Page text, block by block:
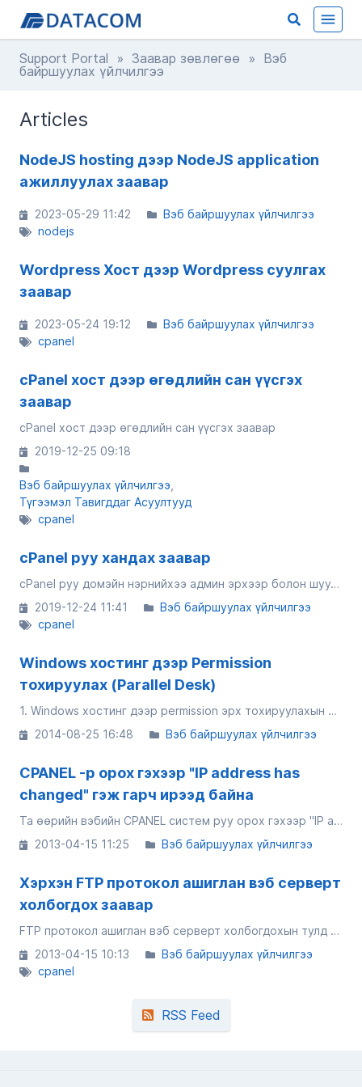
Support Portal » Заавар зөвлөгөө » Вэб
байршуулах үйлчилгээ
Articles
NodeJS hosting дээр NodeJS application
ажиллуулах заавар
2023-05-29 11:42
Вэб байршуулах үйлчилгээ
nodejs
Wordpress Хост дээр Wordpress суулгах
заавар
2023-05-24 19:12
Вэб байршуулах үйлчилгээ
cpanel
cPanel хост дээр өгөдлийн сан үүсгэх
заавар
cPanel хост дээр өгөдлийн сан үүсгэх заавар
2019-12-25 09:18
Вэб байршуулах үйлчилгээ
Түгээмэл Тавигддаг Асуултууд
cpanel
cPanel руу хандах заавар
cPanel руу домэйн нэрнийхээ админ эрхээр болон шууд хэрхэн хандах заавар
2019-12-24 11:41
Вэб байршуулах үйлчилгээ
cpanel
Windows хостинг дээр Permission
тохируулах (Parallel Desk)
1. Windows хостинг дээр permission эрх тохируулахын тулд Websites & Domains хэсгээс > File Manager хэсэгт орно. 2. Permission солих хавтас дээр очиход нэмэлт сумны хэсэг гарч ирэх бөгөөд гарч ирсэн сонголтоос "Change Permission...
2014-08-25 16:48
Вэб байршуулах үйлчилгээ
CPANEL -р орох гэхээр "IP address has
changed" гэж гарч ирээд байна
Та өөрийн вэбийн CPANEL систем руу орох гэхээр "IP address has changed" гэж гарч ирээд байвал энэ нь таны интернэтийн гарцын IP хаяг үргэлж солигдож байгаа гэсэн үг ба CPANEL систем нь үүнийг аюултай IP хаяг гэж ойлгон таныг цааш нэвтрүүлэ...
2013-04-15 11:25
Вэб байршуулах үйлчилгээ
Хэрхэн FTP протокол ашиглан вэб серверт
холбогдох заавар
FTP протокол ашиглан вэб серверт холбогдохын тулд таньд FTP клиент програм хэрэг болно. Үүнд : Filezilla, CuteFTP, WinSCP гэх мэт. Та бүхэнд FTP програм болох Filezilla -г (татаж авах) ашиглан серверт хэрхэн холбогдох талаар заавар танилцуулья.
2013-04-15 10:13
Вэб байршуулах үйлчилгээ
cpanel
RSS Feed